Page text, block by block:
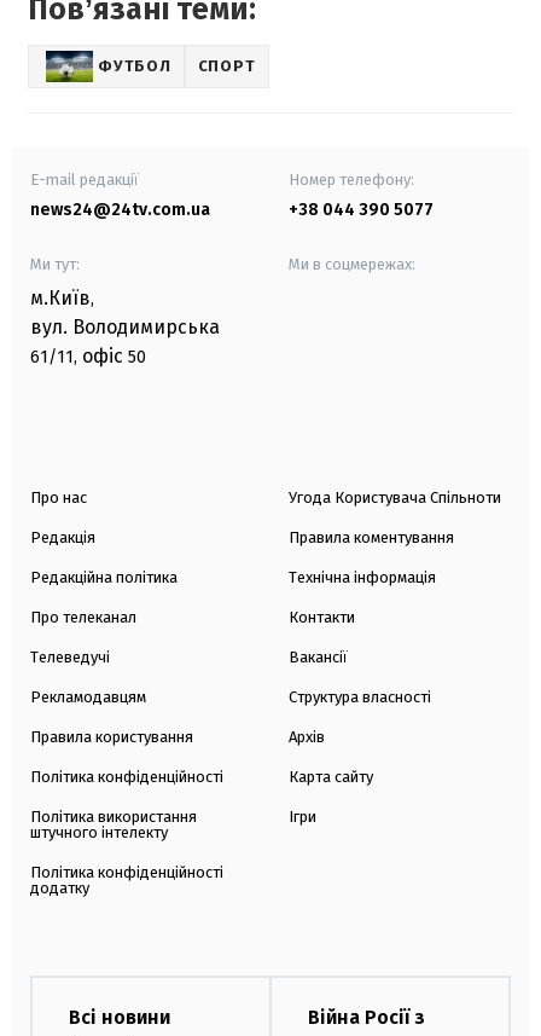
Повʼязані теми:
ФУТБОЛ СПОРТ
E-mail редакції
news24@24tv.com.ua
Номер телефону:
+38 044 390 5077
Ми тут:
м.Київ,
вул. Володимирська
61/11, офіс 50
Ми в соцмережах:
Про нас
Редакція
Редакційна політика
Про телеканал
Телеведучі
Рекламодавцям
Правила користування
Політика конфіденційності
Політика використання
штучного інтелекту
Політика конфіденційності
додатку
Угода Користувача Спільноти
Правила коментування
Технічна інформація
Контакти
Вакансії
Структура власності
Архів
Карта сайту
Ігри
Всі новини
Війна Росії з